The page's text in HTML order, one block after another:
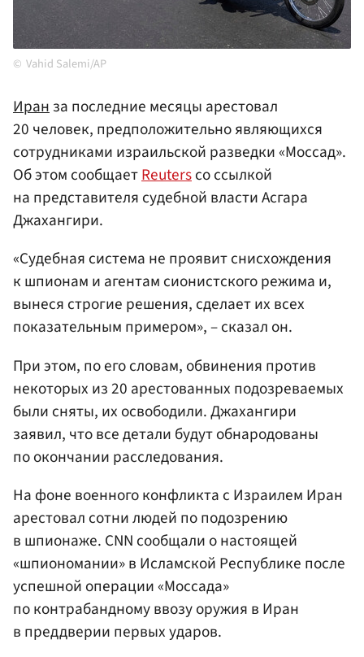
Vahid Salemi/AP
Иранза последние месяцы арестовал
20 человек, предположительно являющихся
сотрудниками израильской разведки «Моссад».
Об этом сообщаетReutersсо ссылкой
на представителя судебной власти Асгара
Джахангири.
«Судебная система не проявит снисхождения
к шпионам и агентам сионистского режима и,
вынеся строгие решения, сделает их всех
показательным примером», – сказал он.
При этом, по его словам, обвинения против
некоторых из 20 арестованных подозреваемых
были сняты, их освободили. Джахангири
заявил, что все детали будут обнародованы
по окончании расследования.
На фоне военного конфликта с Израилем Иран
арестовал сотни людей по подозрению
в шпионаже. CNN сообщали о настоящей
«шпиономании» в Исламской Республике после
успешной операции «Моссада»
по контрабандному ввозу оружия в Иран
в преддверии первых ударов.